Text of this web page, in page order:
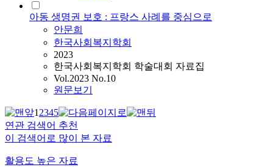
아동 생명권 보호 : 프랑스 사례를 중심으로
안문희
한국사회복지학회
2023
한국사회복지학회 학술대회 자료집
Vol.2023 No.10
원문보기
12345
연관 검색어 추천
이 검색어로 많이 본 자료
활용도 높은 자료